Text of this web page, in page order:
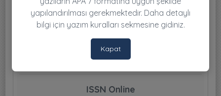
Sayı Tam Dosyası
Toplam İndirilme Sayısı : 201
ISSN Online
yapılandırılması gerekmektedir. Daha detaylı
bilgi için yazım kuralları sekmesine gidiniz.
Kapat